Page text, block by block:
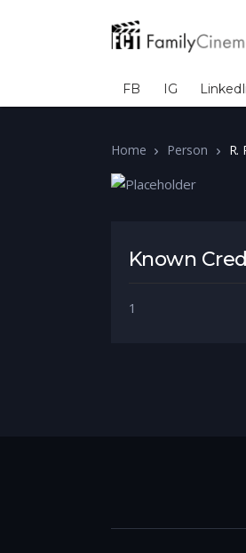
FB IG
Home Person R.
Known
1